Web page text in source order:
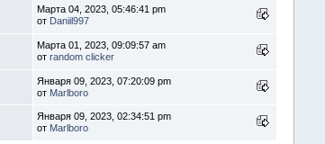
Марта 04, 2023, 05:46:41 pm
от Daniil997
Марта 01, 2023, 09:09:57 am
от random clicker
Января 09, 2023, 07:20:09 pm
от Marlboro
Января 09, 2023, 02:34:51 pm
от Marlboro